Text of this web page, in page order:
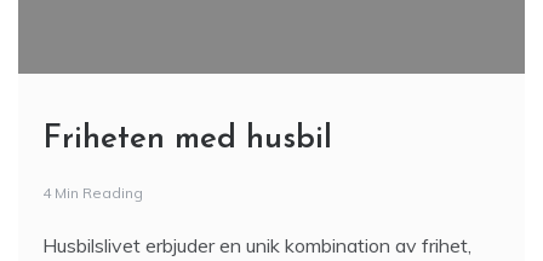
Friheten med husbil
4 Min Reading
Husbilslivet erbjuder en unik kombination av frihet,